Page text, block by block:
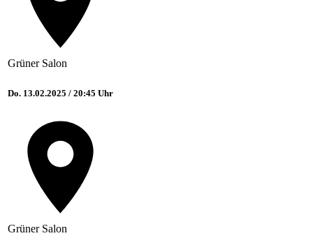
Grüner Salon
Do. 13.02.2025 / 20:45 Uhr
Grüner Salon